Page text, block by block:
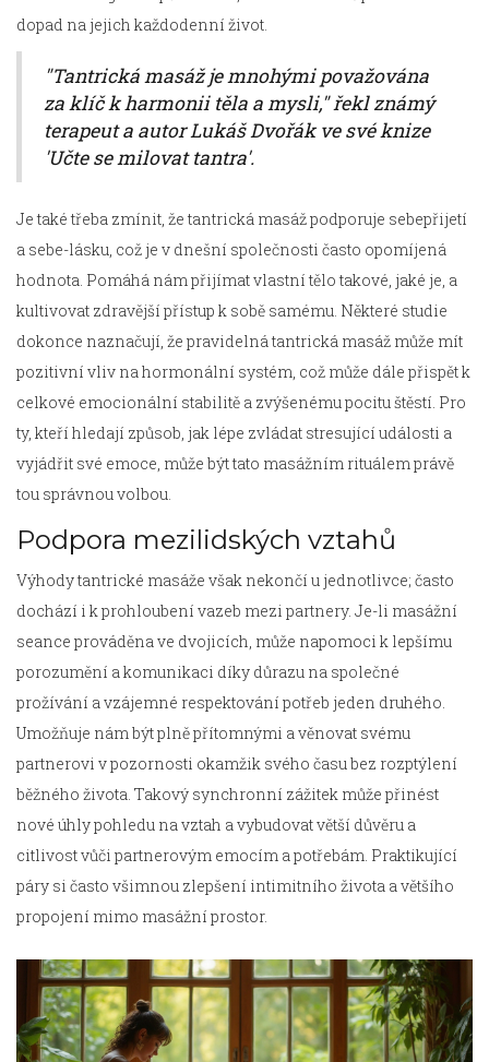
dopad na jejich každodenní život.
"Tantrická masáž je mnohými považována
za klíč k harmonii těla a mysli," řekl známý
terapeut a autor Lukáš Dvořák ve své knize
'Učte se milovat tantra'.
Je také třeba zmínit, že tantrická masáž podporuje sebepřijetí
a sebe-lásku, což je v dnešní společnosti často opomíjená
hodnota. Pomáhá nám přijímat vlastní tělo takové, jaké je, a
kultivovat zdravější přístup k sobě samému. Některé studie
dokonce naznačují, že pravidelná tantrická masáž může mít
pozitivní vliv na hormonální systém, což může dále přispět k
celkové emocionální stabilitě a zvýšenému pocitu štěstí. Pro
ty, kteří hledají způsob, jak lépe zvládat stresující události a
vyjádřit své emoce, může být tato masážním rituálem právě
tou správnou volbou.
Podpora mezilidských vztahů
Výhody tantrické masáže však nekončí u jednotlivce; často
dochází i k prohloubení vazeb mezi partnery. Je-li masážní
seance prováděna ve dvojicích, může napomoci k lepšímu
porozumění a komunikaci díky důrazu na společné
prožívání a vzájemné respektování potřeb jeden druhého.
Umožňuje nám být plně přítomnými a věnovat svému
partnerovi v pozornosti okamžik svého času bez rozptýlení
běžného života. Takový synchronní zážitek může přinést
nové úhly pohledu na vztah a vybudovat větší důvěru a
citlivost vůči partnerovým emocím a potřebám. Praktikující
páry si často všimnou zlepšení intimitního života a většího
propojení mimo masážní prostor.